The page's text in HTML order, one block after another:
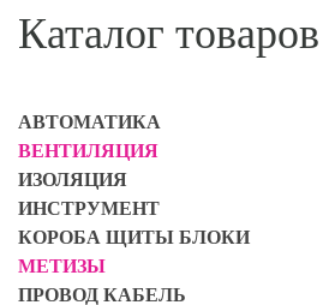
Каталог товаров
АВТОМАТИКА
ВЕНТИЛЯЦИЯ
ИЗОЛЯЦИЯ
ИНСТРУМЕНТ
КОРОБА ЩИТЫ БЛОКИ
МЕТИЗЫ
ПРОВОД КАБЕЛЬ